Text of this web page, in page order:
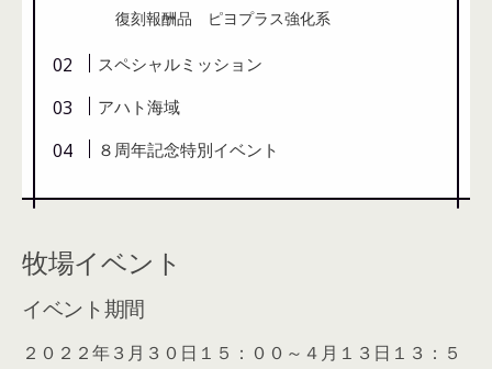
復刻報酬品 ピヨプラス強化系
スペシャルミッション
アハト海域
８周年記念特別イベント
牧場イベント
イベント期間
２０２２年３月３０日１５：００～４月１３日１３：５